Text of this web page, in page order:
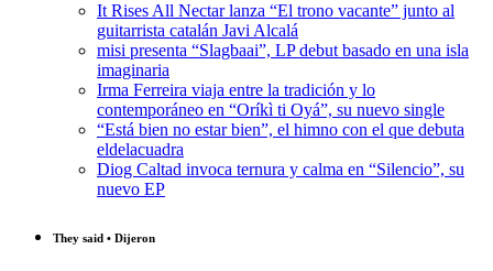
It Rises All Nectar lanza “El trono vacante” junto al
guitarrista catalán Javi Alcalá
misi presenta “Slagbaai”, LP debut basado en una isla
imaginaria
Irma Ferreira viaja entre la tradición y lo
contemporáneo en “Oríkì ti Oyá”, su nuevo single
“Está bien no estar bien”, el himno con el que debuta
eldelacuadra
Diog Caltad invoca ternura y calma en “Silencio”, su
nuevo EP
They said • Dijeron